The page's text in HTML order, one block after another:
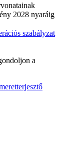
2028 nyaráig
szabályzat
a